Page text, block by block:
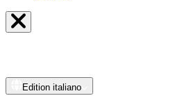
Edition italiano